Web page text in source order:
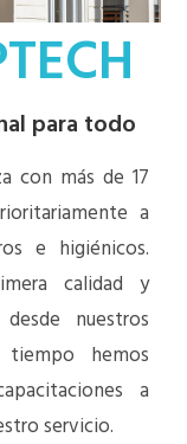
para todo
con más de 17
a
e higiénicos.
calidad y
nuestros
hemos
a
servicio.